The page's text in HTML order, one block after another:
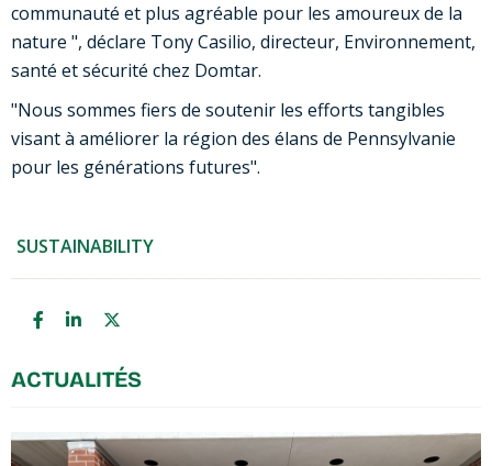
communauté et plus agréable pour les amoureux de la
nature ", déclare Tony Casilio, directeur, Environnement,
santé et sécurité chez Domtar.
"Nous sommes fiers de soutenir les efforts tangibles
visant à améliorer la région des élans de Pennsylvanie
pour les générations futures".
SUSTAINABILITY
ACTUALITÉS